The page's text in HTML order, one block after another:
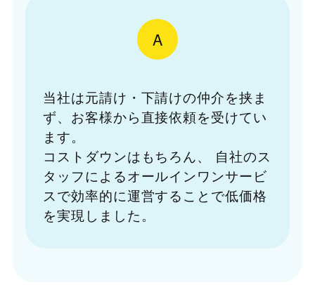
A
当社は元請け・下請けの仲介を挟ま
ず、お客様から直接依頼を受けてい
ます。
コストダウンはもちろん、
自社のス
タッフによるオールインワンサービ
スで効率的に運営することで低価格
を実現しました。